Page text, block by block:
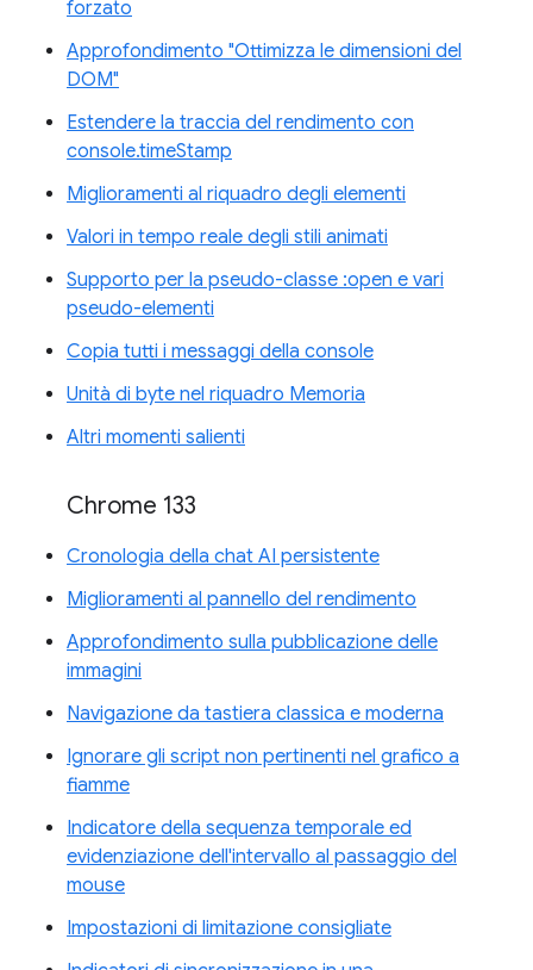
forzato
Approfondimento "Ottimizza le dimensioni del
DOM"
Estendere la traccia del rendimento con
console.timeStamp
Miglioramenti al riquadro degli elementi
Valori in tempo reale degli stili animati
Supporto per la pseudo-classe :open e vari
pseudo-elementi
Copia tutti i messaggi della console
Unità di byte nel riquadro Memoria
Altri momenti salienti
Chrome 133
Cronologia della chat AI persistente
Miglioramenti al pannello del rendimento
Approfondimento sulla pubblicazione delle
immagini
Navigazione da tastiera classica e moderna
Ignorare gli script non pertinenti nel grafico a
fiamme
Indicatore della sequenza temporale ed
evidenziazione dell'intervallo al passaggio del
mouse
Impostazioni di limitazione consigliate